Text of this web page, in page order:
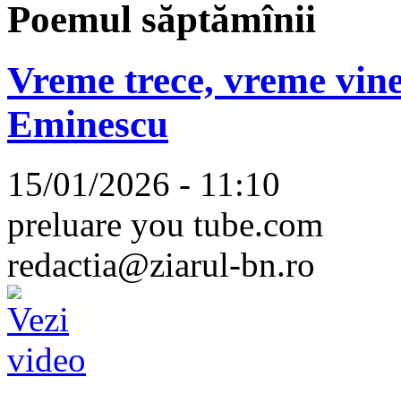
Poemul săptămînii
Vreme trece, vreme
Eminescu
15/01/2026 - 11:10
preluare you tube.com
redactia@ziarul-bn.ro